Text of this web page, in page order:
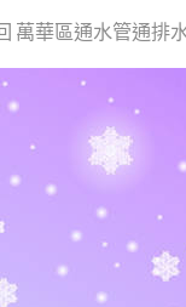
萬華區通水管通排